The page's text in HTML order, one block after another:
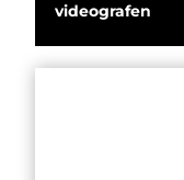
videografen